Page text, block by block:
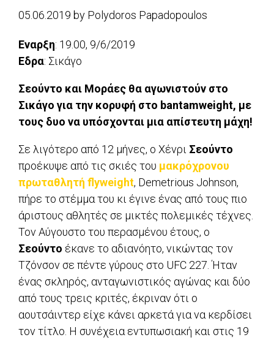
05.06.2019 by Polydoros Papadopoulos
Εναρξη: 19.00, 9/6/2019
Εδρα: Σικάγο
Σεούντο και Μοράες θα αγωνιστούν στο
Σικάγο για την κορυφή στο bantamweight, με
τους δυο να υπόσχονται μια απίστευτη μάχη!
Σε λιγότερο από 12 μήνες, ο Χένρι Σεούντο
προέκυψε από τις σκιές του μακρόχρονου
πρωταθλητή flyweight, Demetrious Johnson,
πήρε το στέμμα του κι έγινε ένας από τους πιο
άριστους αθλητές σε μικτές πολεμικές τέχνες.
Τον Αύγουστο του περασμένου έτους, ο
Σεούντο έκανε το αδιανόητο, νικώντας τον
Τζόνσον σε πέντε γύρους στο UFC 227. Ήταν
ένας σκληρός, ανταγωνιστικός αγώνας και δύο
από τους τρεις κριτές, έκριναν ότι ο
αουτσάιντερ είχε κάνει αρκετά για να κερδίσει
τον τίτλο. Η συνέχεια εντυπωσιακή και στις 19